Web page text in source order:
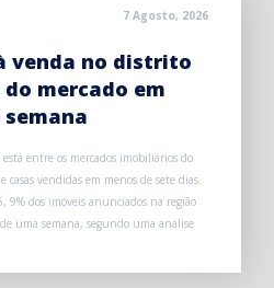
7 Agosto, 2026
venda no distrito
mercado em
entre os mercados imobiliários do
casas vendidas em menos de sete dias.
9% dos imóveis anunciados na região
uma semana, segundo uma análise